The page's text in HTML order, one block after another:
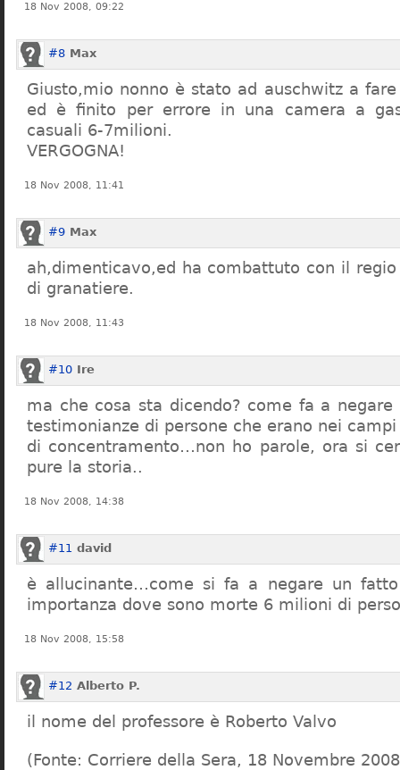
18 Nov 2008, 09:22
#8 Max
Giusto,mio nonno è stato ad auschwitz a
ed è finito per errore in una camera a
casuali 6-7milioni.
VERGOGNA!
18 Nov 2008, 11:41
#9 Max
ah,dimenticavo,ed ha combattuto con il
di granatiere.
18 Nov 2008, 11:43
#10 Ire
ma che cosa sta dicendo? come fa a
testimonianze di persone che erano nei campi
di concentramento…non ho parole, ora si
pure la storia..
18 Nov 2008, 14:38
#11 david
è allucinante…come si fa a negare un
importanza dove sono morte 6 milioni di
18 Nov 2008, 15:58
#12 Alberto P.
il nome del professore è Roberto Valvo
(Fonte: Corriere della Sera, 18 Novembre